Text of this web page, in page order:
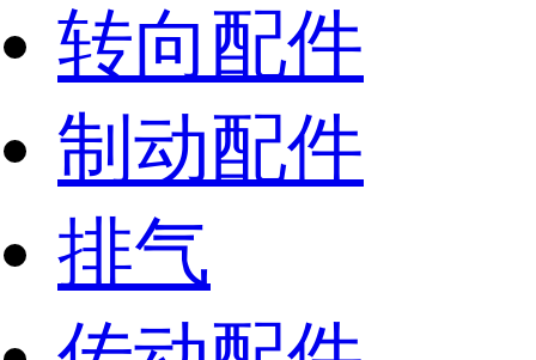
转向配件
制动配件
排气